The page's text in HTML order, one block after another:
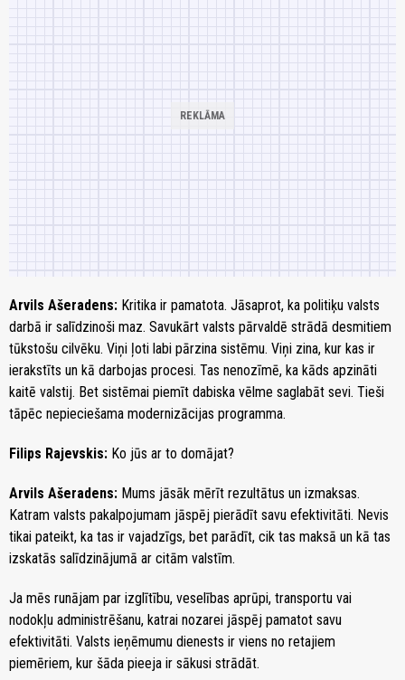
Arvils Ašeradens: Kritika ir pamatota. Jāsaprot, ka politiķu valsts
darbā ir salīdzinoši maz. Savukārt valsts pārvaldē strādā desmitiem
tūkstošu cilvēku. Viņi ļoti labi pārzina sistēmu. Viņi zina, kur kas ir
ierakstīts un kā darbojas procesi. Tas nenozīmē, ka kāds apzināti
kaitē valstij. Bet sistēmai piemīt dabiska vēlme saglabāt sevi. Tieši
tāpēc nepieciešama modernizācijas programma.
Filips Rajevskis: Ko jūs ar to domājat?
Arvils Ašeradens: Mums jāsāk mērīt rezultātus un izmaksas.
Katram valsts pakalpojumam jāspēj pierādīt savu efektivitāti. Nevis
tikai pateikt, ka tas ir vajadzīgs, bet parādīt, cik tas maksā un kā tas
izskatās salīdzinājumā ar citām valstīm.
Ja mēs runājam par izglītību, veselības aprūpi, transportu vai
nodokļu administrēšanu, katrai nozarei jāspēj pamatot savu
efektivitāti. Valsts ieņēmumu dienests ir viens no retajiem
piemēriem, kur šāda pieeja ir sākusi strādāt.